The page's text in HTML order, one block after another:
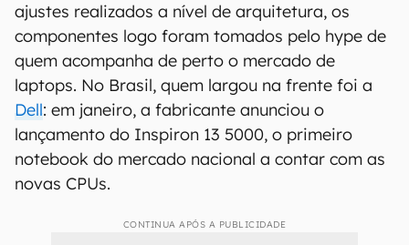
ajustes realizados a nível de arquitetura, os
componentes logo foram tomados pelo hype de
quem acompanha de perto o mercado de
laptops. No Brasil, quem largou na frente foi a
Dell: em janeiro, a fabricante anunciou o
lançamento do Inspiron 13 5000, o primeiro
notebook do mercado nacional a contar com as
novas CPUs.
CONTINUA APÓS A PUBLICIDADE